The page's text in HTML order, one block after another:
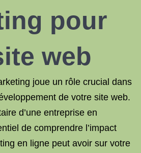
pour
web
joue un rôle crucial dans
de votre site web.
d’une entreprise en
de comprendre l’impact
en ligne peut avoir sur votre